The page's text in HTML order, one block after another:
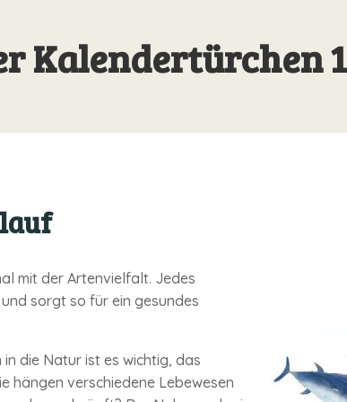
Kalendertürchen
mit der Artenvielfalt. Jedes
sorgt so für ein gesundes
die Natur ist es wichtig, das
hängen verschiedene Lebe­wesen